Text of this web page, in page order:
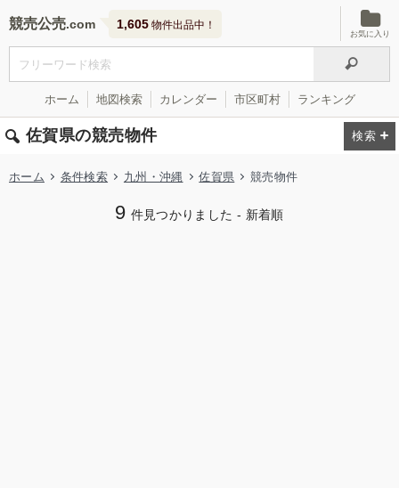
競売公売 1,605 物件出品中！
お気に入り
ホーム 地図検索 カレンダー 市区町村 ランキング
佐賀県の競売物件
ホーム 条件検索 九州・沖縄 佐賀県 競売物件
9 件見つかりました - 新着順